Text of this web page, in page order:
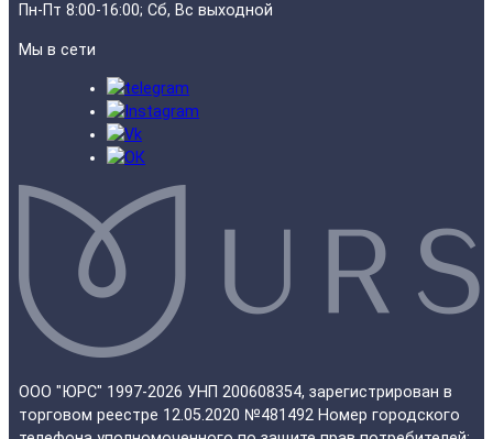
Пн-Пт 8:00-16:00; Сб, Вс выходной
Мы в сети
ООО "ЮРС" 1997-2026 УНП 200608354, зарегистрирован в
торговом реестре 12.05.2020 №481492 Номер городского